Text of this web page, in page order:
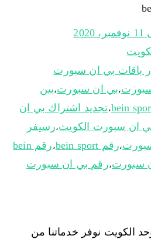
11 نوفمبر، 2020
باقات بي ان سبورت
،بي ان سبورت،بين
،تجديد اشتراك بي ان
ان سبورت الكويت،رسيفر
،رقم bein sport ،
رقم bein
سبورت،رقم بي ان سبورت
الكويت نوفر خدماتنا من